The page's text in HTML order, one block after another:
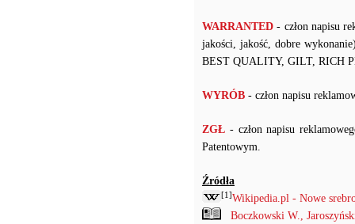
WARRANTED - człon napisu
jakości, jakość, dobre
BEST QUALITY, GILT, RICH
WYRÓB - człon napisu
ZGŁ - człon napisu
Patentowym.
Źródła
[1]Wikipedia.pl - Nowe
Boczkowski W.,